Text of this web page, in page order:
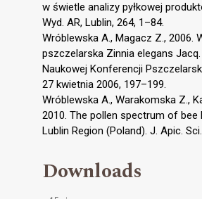
w świetle analizy pyłkowej
Wyd. AR, Lublin, 264, 1–84.
Wróblewska A., Magacz Z., 2006.
pszczelarska Zinnia elegans Jacq.
Naukowej Konferencji
27 kwietnia 2006, 197–199.
Wróblewska A., Warakomska Z.,
2010. The pollen spectrum of
Lublin Region (Poland). J. Apic.
Downloads